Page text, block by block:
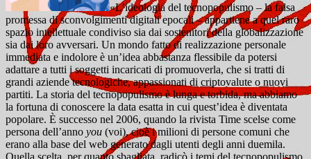
«L’ideologia del tecnopopulismo – la falsa
promessa di sconvolgimenti digitali epocali – appartiene a quel raro
spazio intellettuale condiviso sia dai sostenitori della globalizzazione
sia dai loro avversari. Un mondo fatto di realizzazione personale
immediata e indolore è un’idea abbastanza flessibile da potersi
adattare a tutti i soggetti incaricati di promuoverla, che si tratti di
grandi aziende tecnologiche, appassionati di criptovalute o nuovi
partiti. La storia del tecnopopulismo è lunga e torbida, ma abbiamo
la fortuna di conoscere la data esatta in cui quest’idea è diventata
popolare. È successo nel 2006, quando la rivista Time scelse come
persona dell’anno you (voi), cioè i milioni di persone comuni che
erano alla base del web generato dagli utenti degli anni duemila.
Quella scelta, per quanto sbagliata, radicò i temi del tecnopopulismo